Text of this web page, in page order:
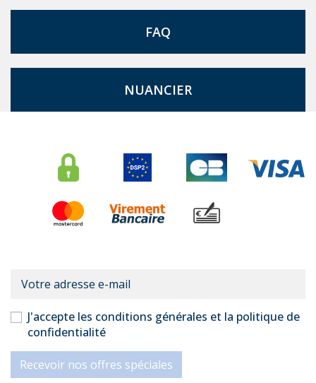
FAQ
NUANCIER
J'accepte les conditions générales et la politique de
confidentialité
Recevoir nos offres spéciales